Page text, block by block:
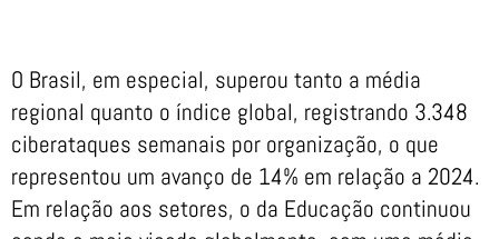
O Brasil, em especial, superou tanto a média
regional quanto o índice global, registrando 3.348
ciberataques semanais por organização, o que
representou um avanço de 14% em relação a 2024.
Em relação aos setores, o da Educação continuou